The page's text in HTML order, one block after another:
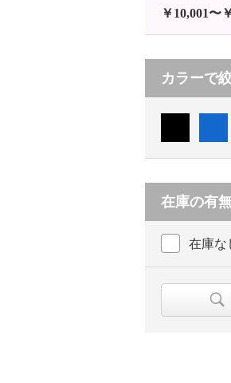
￥10,001〜
カラーで
在庫の有
在庫な